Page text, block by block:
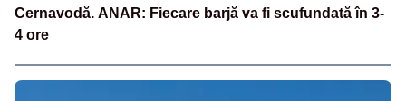
Cernavodă. ANAR: Fiecare barjă va fi scufundată în 3-
4 ore